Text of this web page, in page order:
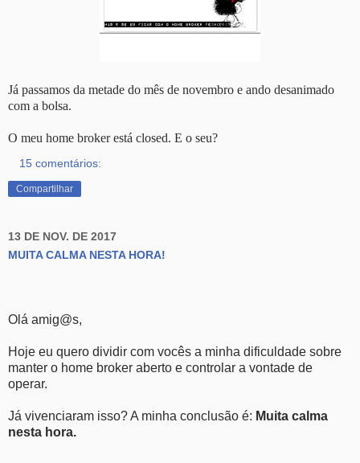
Já passamos da metade do mês de novembro e ando desanimado
com a bolsa.
O meu home broker está closed. E o seu?
15 comentários:
Compartilhar
13 DE NOV. DE 2017
MUITA CALMA NESTA HORA!
Olá amig@s,
Hoje eu quero dividir com vocês a minha dificuldade sobre
manter o home broker aberto e controlar a vontade de
operar.
Já vivenciaram isso? A minha conclusão é: Muita calma
nesta hora.